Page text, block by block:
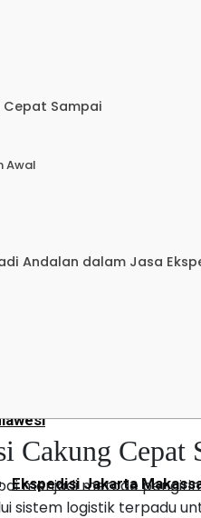
Ekspedisi Jakarta
Ekspedisi Jakarta
Ekspedisi Jakarta
Cepat Sampai
Awal
Andalan dalam Jasa
Cakung Cepat
menjadi metode
sistem logistik terpadu